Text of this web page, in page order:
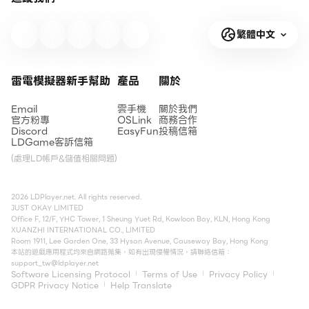
繁體中文
雷電模擬器新手幫助
Email
官方粉專
Discord
LDGame客訴信箱
(處理LD帳戶&儲值相關問題)
產品
雲手機
OSLink
EasyFun
關於
關於我們
商務合作
投稿信箱
2026 LDPlayer.net. All rights reserved.
JUST OKAY LIMITED
Office F, 12/F, YHC Tower, 1 Sheung Yuet Rd, Kowloon Bay, KLN, Hong Kong
XUANZHI INTERNATIONAL CO., LIMITED
Room 1911, Lee Garden One, 33 Hysan Avenue, Causeway Bay, Hong Kong
本站的遊戲應用程式均來自網路蒐集，如有出現侵權情況，請聯絡信箱：
support_tw@ldplayer.net
Software Licensing Protocol Terms of Use
Privacy Policy
GDPR Privacy Notice
Help Translate